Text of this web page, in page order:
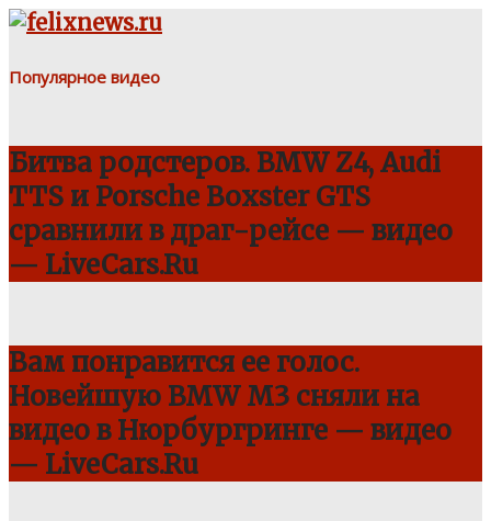
Популярное видео
Битва родстеров. BMW Z4, Audi
TTS и Porsche Boxster GTS
сравнили в драг-рейсе — видео
— LiveCars.Ru
Вам понравится ее голос.
Новейшую BMW M3 сняли на
видео в Нюрбургринге — видео
— LiveCars.Ru